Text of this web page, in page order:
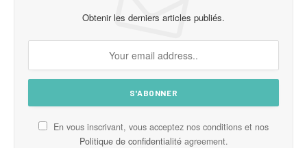
Obtenir les derniers articles publiés.
En vous inscrivant, vous acceptez nos conditions et nos
Politique de confidentialitéagreement.